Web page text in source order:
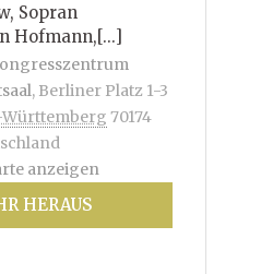
Sopran
, Berliner Platz 1-3
Württemberg 70174
anzeigen
HERAUS